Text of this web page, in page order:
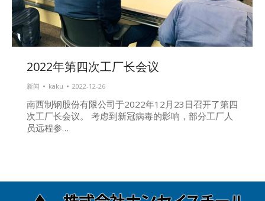
2022年第四次工厂长会议
新闻 kaku 2022-12-26
南西制钢股份有限公司于2022年12月23日召开了第四
次工厂长会议。 考虑到新冠病毒的影响，部分工厂人
员远程参…